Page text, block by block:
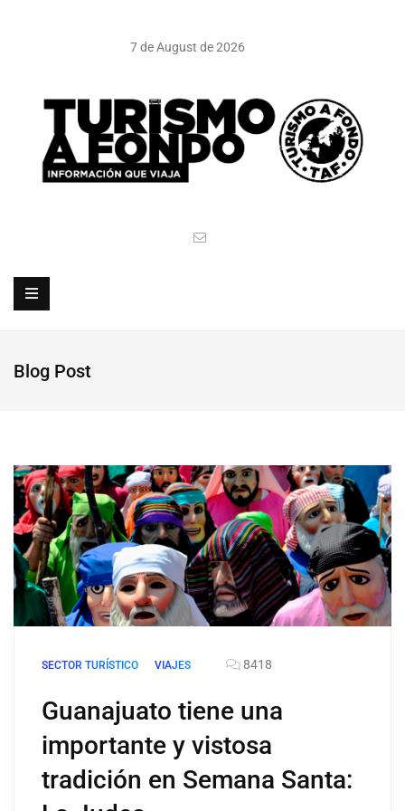
7 de August de 2026
Blog Post
SECTOR TURÍSTICO VIAJES 8418
Guanajuato tiene una
importante y vistosa
tradición en Semana Santa: